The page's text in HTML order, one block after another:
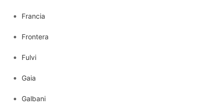
Francia
Frontera
Fulvi
Gaia
Galbani